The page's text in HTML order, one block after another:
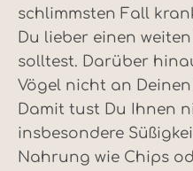
schlimmsten Fall
Du lieber einen
solltest. Darüber
Vögel nicht an
Damit tust Du Ihnen
insbesondere
Nahrung wie Chips